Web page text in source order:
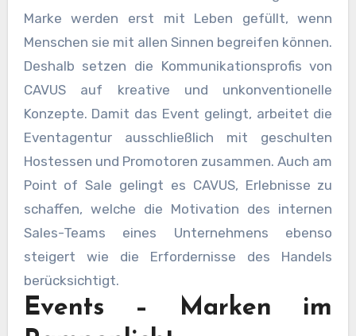
Marke werden erst mit Leben gefüllt, wenn
Menschen sie mit allen Sinnen begreifen können.
Deshalb setzen die Kommunikationsprofis von
CAVUS auf kreative und unkonventionelle
Konzepte. Damit das Event gelingt, arbeitet die
Eventagentur ausschließlich mit geschulten
Hostessen und Promotoren zusammen. Auch am
Point of Sale gelingt es CAVUS, Erlebnisse zu
schaffen, welche die Motivation des internen
Sales-Teams eines Unternehmens ebenso
steigert wie die Erfordernisse des Handels
berücksichtigt.
Events – Marken im